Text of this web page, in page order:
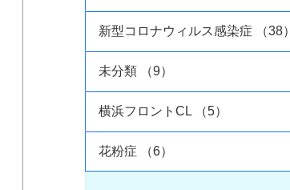
新型コロナウィルス感染症 （38）
未分類 （9）
横浜フロントCL （5）
花粉症 （6）